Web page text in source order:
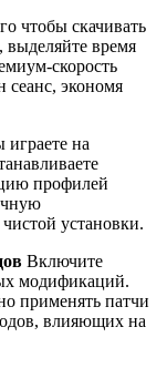
чтобы скачивать
время
скорость
сеанс, экономя
играете на
профилей
установки.
Включите
модификаций.
применять патчи
влияющих на